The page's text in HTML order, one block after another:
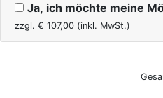
Ja, ich möchte meine
zzgl. € 107,00 (inkl. MwSt.)